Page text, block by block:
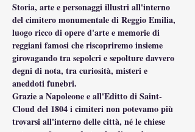
Storia, arte e personaggi illustri all'interno
del cimitero monumentale di Reggio Emilia,
luogo ricco di opere d'arte e memorie di
reggiani famosi che riscopriremo insieme
girovagando tra sepolcri e sepolture davvero
degni di nota, tra curiosità, misteri e
aneddoti funebri.
Grazie a Napoleone e all'Editto di Saint-
Cloud del 1804 i cimiteri non potevamo più
trovarsi all'interno delle città, né le chiese